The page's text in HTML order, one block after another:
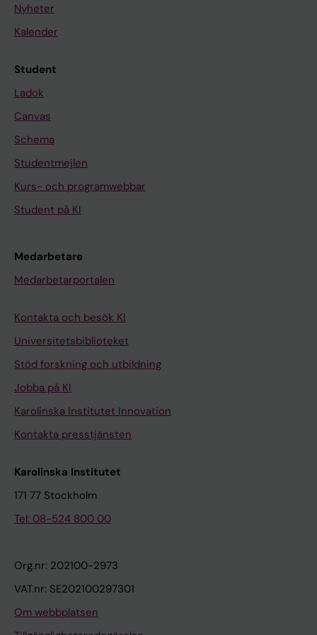
I
C
T
I
N
S
.
1
9
;
2
5
2
(
1
)
4
-
1
I
n
h
b
i
t
i
0
M
t
o
h
o
n
d
i
l
p
r
o
t
e
i
n
m
p
r
t
:
m
d
i
f
i
Nyheter
Kalender
Student
Ladok
Canvas
Schema
Studentmejlen
Kurs- och programwebbar
Student på KI
Medarbetare
Medarbetarportalen
Kontakta och besök KI
Universitetsbiblioteket
Stöd forskning och utbildning
Jobba på KI
Karolinska Institutet Innovation
Kontakta presstjänsten
Karolinska Institutet
171 77 Stockholm
Tel: 08-524 800 00
Org.nr: 202100-2973
VAT.nr: SE202100297301
Om webbplatsen